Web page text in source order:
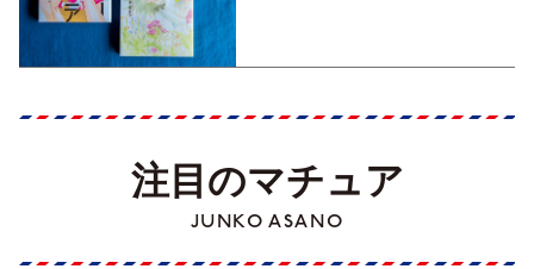
注目のマチュア
JUNKO ASANO